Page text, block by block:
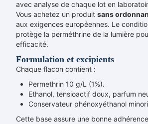
avec analyse de chaque lot en
Vous achetez un produit sans
aux exigences européennes. Le
protège la perméthrine de la lumière
efficacité.
Formulation et excipients
Chaque flacon contient :
Permethrin 10 g/L (1%).
Ethanol, tensioactif doux, parfum
Conservateur phénoxyéthanol
Cette base assure une bonne